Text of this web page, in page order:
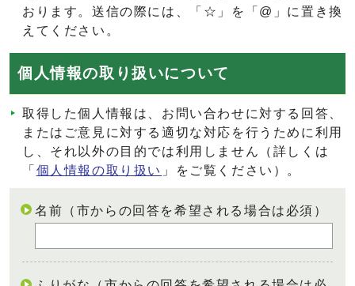
おります。送信の際には、「☆」を「@」に置き換
えてください。
個人情報の取り扱いについて
取得した個人情報は、お問い合わせに対する回答、
またはご意見に対する適切な対応を行うために利用
し、それ以外の目的では利用しません（詳しくは
「 個人情報の取り扱い 」をご覧ください）。
名前（市からの回答を希望される場合は必須）